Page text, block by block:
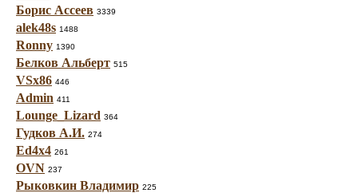
Борис Ассеев 3339
alek48s 1488
Ronny 1390
Белков Альберт 515
VSx86 446
Admin 411
Lounge_Lizard 364
Гудков А.И. 274
Ed4x4 261
OVN 237
Рыковкин Владимир 225